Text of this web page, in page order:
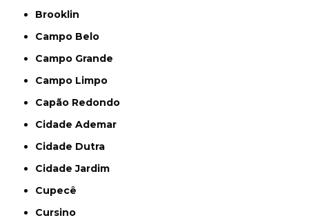
Brooklin
Campo Belo
Campo Grande
Campo Limpo
Capão Redondo
Cidade Ademar
Cidade Dutra
Cidade Jardim
Cupecê
Cursino